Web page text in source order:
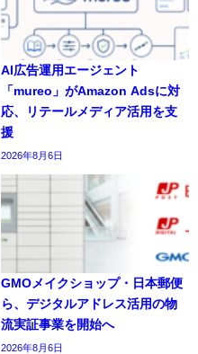
AI広告運用エージェント
「mureo」がAmazon Adsに対
応、リテールメディア活用を支
援
2026年8月6日
GMOメイクショップ・日本郵便
ら、デジタルアドレス活用の物
流実証事業を開始へ
2026年8月6日